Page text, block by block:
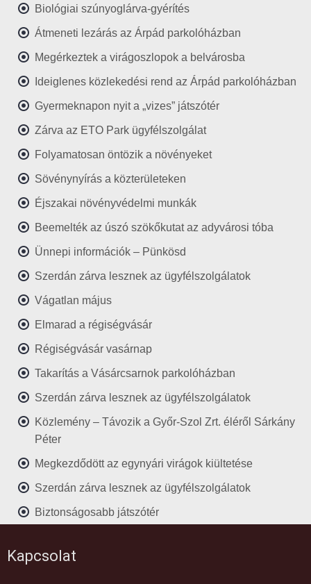
Biológiai szúnyoglárva-gyérítés
Átmeneti lezárás az Árpád parkolóházban
Megérkeztek a virágoszlopok a belvárosba
Ideiglenes közlekedési rend az Árpád parkolóházban
Gyermeknapon nyit a „vizes” játszótér
Zárva az ETO Park ügyfélszolgálat
Folyamatosan öntözik a növényeket
Sövénynyírás a közterületeken
Éjszakai növényvédelmi munkák
Beemelték az úszó szökőkutat az adyvárosi tóba
Ünnepi információk – Pünkösd
Szerdán zárva lesznek az ügyfélszolgálatok
Vágatlan május
Elmarad a régiségvásár
Régiségvásár vasárnap
Takarítás a Vásárcsarnok parkolóházban
Szerdán zárva lesznek az ügyfélszolgálatok
Közlemény – Távozik a Győr-Szol Zrt. éléről Sárkány
Péter
Megkezdődött az egynyári virágok kiültetése
Szerdán zárva lesznek az ügyfélszolgálatok
Biztonságosabb játszótér
Kapcsolat